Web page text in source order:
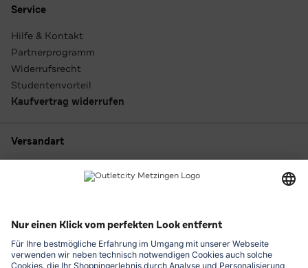
Service
Hilfe & Kontakt
Partnerprogramm
Widerrufsrecht
Studentenvorteil
Kaufvertrag widerrufen
Versandart